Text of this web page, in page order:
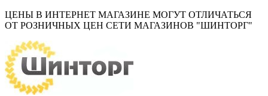
ЦЕНЫ В ИНТЕРНЕТ МАГАЗИНЕ МОГУТ ОТЛИЧАТЬСЯ
ОТ РОЗНИЧНЫХ ЦЕН СЕТИ МАГАЗИНОВ "ШИНТОРГ"